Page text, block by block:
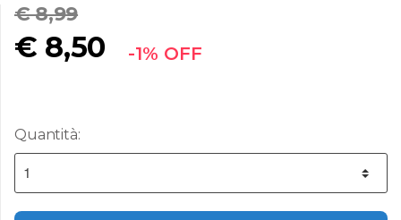
€ 8,99
€ 8,50 -1% OFF
Quantità: